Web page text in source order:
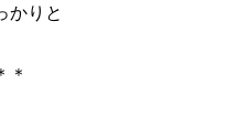
かりと
＊